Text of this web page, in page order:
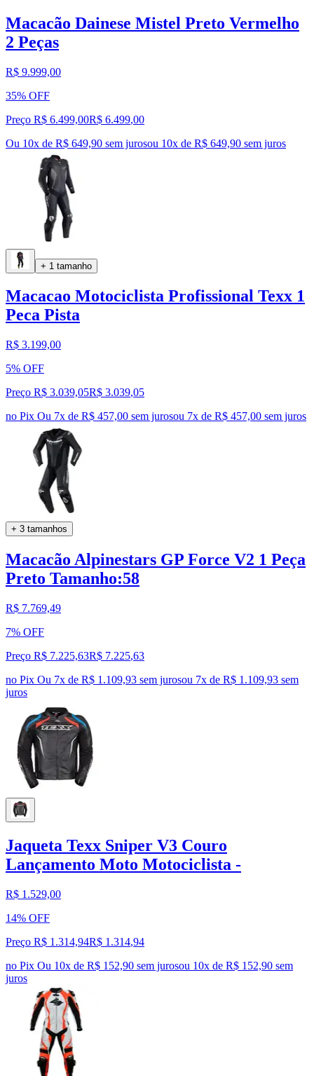
Macacão Dainese Mistel Preto Vermelho
2 Peças
R$ 9.999,00
35% OFF
Preço R$ 6.499,00R$ 6.499,00
Ou 10x de R$ 649,90 sem jurosou 10x de R$ 649,90 sem juros
+ 1 tamanho
Macacao Motociclista Profissional Texx 1
Peca Pista
R$ 3.199,00
5% OFF
Preço R$ 3.039,05R$ 3.039,05
no Pix Ou 7x de R$ 457,00 sem jurosou 7x de R$ 457,00 sem juros
+ 3 tamanhos
Macacão Alpinestars GP Force V2 1 Peça
Preto Tamanho:58
R$ 7.769,49
7% OFF
Preço R$ 7.225,63R$ 7.225,63
no Pix Ou 7x de R$ 1.109,93 sem jurosou 7x de R$ 1.109,93 sem
juros
Jaqueta Texx Sniper V3 Couro
Lançamento Moto Motociclista -
R$ 1.529,00
14% OFF
Preço R$ 1.314,94R$ 1.314,94
no Pix Ou 10x de R$ 152,90 sem jurosou 10x de R$ 152,90 sem
juros